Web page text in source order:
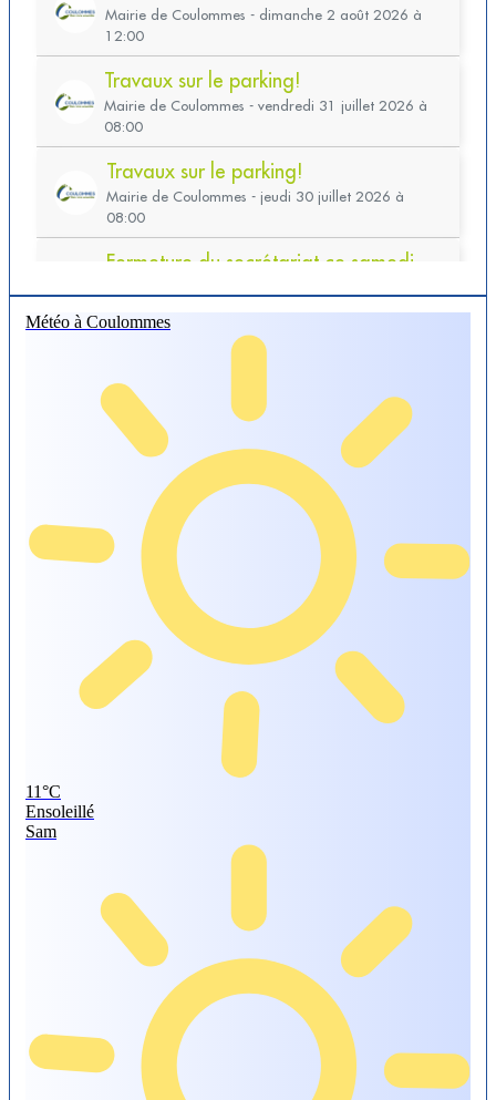
Météo à Coulommes
11°C
Ensoleillé
Sam